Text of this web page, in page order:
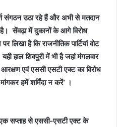
संगठन उठा रहे हैं और अभी से मतदान
सेंवढ़ा में दुकानों के आगे विरोध
लिखा है कि राजनीतिक पार्टियां वोट
हाल शिवपुरी में भी है जहां मंगलवार
एवं एससी एसटी एक्ट का विरोध
हमें शर्मिंदा न करें’ ।
सप्ताह से एससी-एसटी एक्ट के